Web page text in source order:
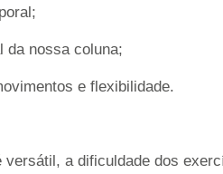
da nossa coluna;
e flexibilidade.
a dificuldade dos